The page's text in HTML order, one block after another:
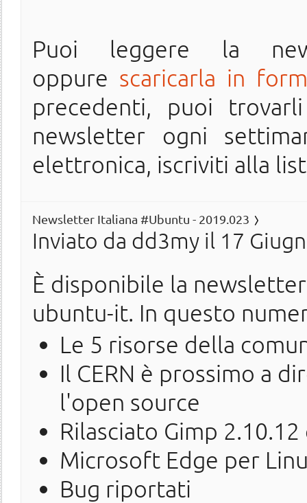
Puoi leggere la
oppure scaricarla in
precedenti, puoi
newsletter ogni
elettronica, iscriviti alla
Newsletter Italiana #Ubuntu - 2019.023
Inviato da dd3my il 17
È disponibile la
ubuntu-it. In questo
Le 5 risorse della
Il CERN è prossimo a
l'open source
Rilasciato Gimp
Microsoft Edge per
Bug riportati